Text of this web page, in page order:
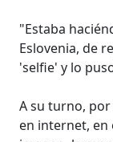
"Estaba
Eslovenia, de
'selfie' y lo
A su turno,
en internet, en